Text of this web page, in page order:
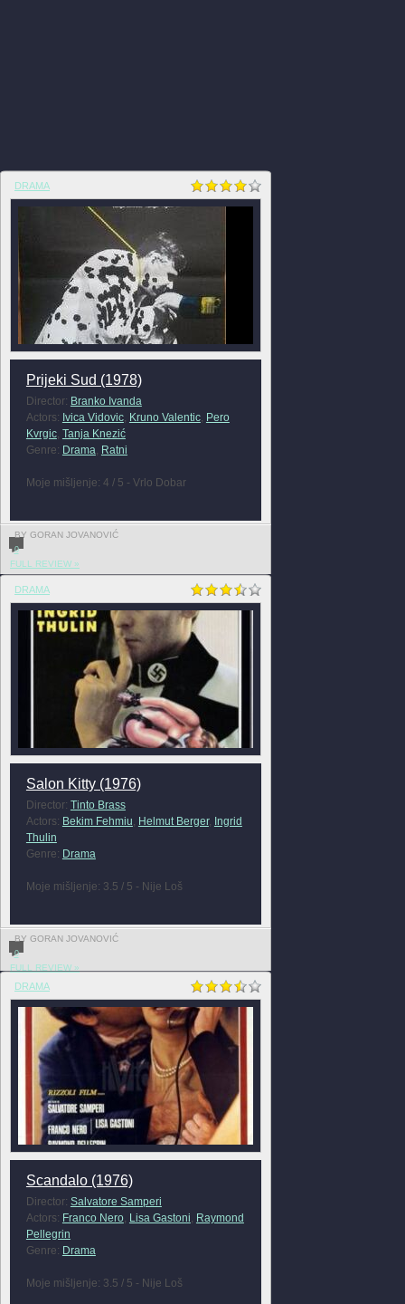
DRAMA
Prijeki Sud (1978)
Director: Branko Ivanda
Actors: Ivica Vidovic, Kruno Valentic, Pero
Kvrgic, Tanja Knezić
Genre: Drama Ratni
Moje mišljenje: 4 / 5 - Vrlo Dobar
BY GORAN JOVANOVIĆ
0
FULL REVIEW »
DRAMA
Salon Kitty (1976)
Director: Tinto Brass
Actors: Bekim Fehmiu Helmut Berger, Ingrid
Thulin
Genre: Drama
Moje mišljenje: 3.5 / 5 - Nije Loš
BY GORAN JOVANOVIĆ
0
FULL REVIEW »
DRAMA
Scandalo (1976)
Director: Salvatore Samperi
Actors: Franco Nero, Lisa Gastoni Raymond
Pellegrin
Genre: Drama
Moje mišljenje: 3.5 / 5 - Nije Loš